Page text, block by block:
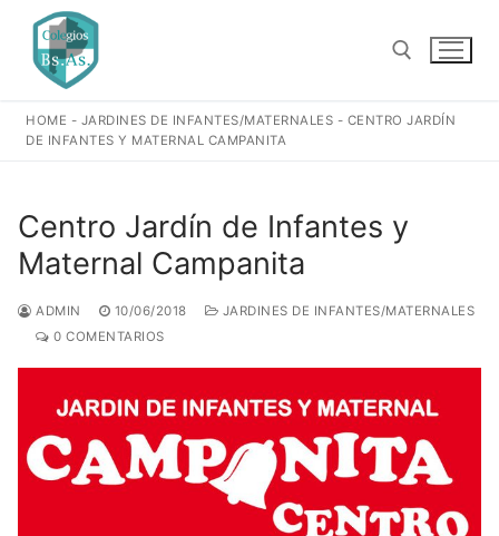
contenido
Buscar:
HOME - JARDINES DE INFANTES/MATERNALES - CENTRO JARDÍN
DE INFANTES Y MATERNAL CAMPANITA
Centro Jardín de Infantes y
Maternal Campanita
ADMIN 10/06/2018
JARDINES DE INFANTES/MATERNALES
0 COMENTARIOS